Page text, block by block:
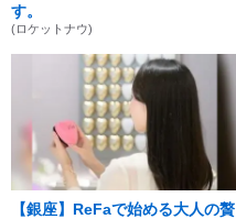
す。
(ロケットナウ)
【銀座】ReFaで始める大人の贅